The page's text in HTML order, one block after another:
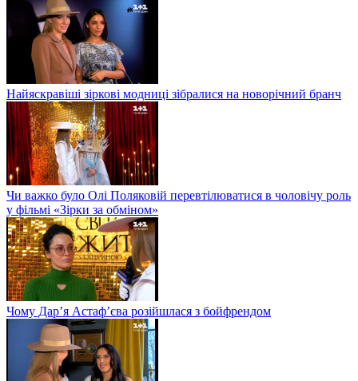
Найяскравіші зіркові модниці зібралися на новорічний бранч
Чи важко було Олі Поляковій перевтілюватися в чоловічу роль
у фільмі «Зірки за обміном»
Чому Дар’я Астаф’єва розійшлася з бойфрендом